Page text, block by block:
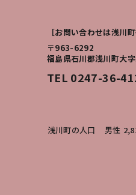
［お問い合わせは浅川
〒963-6292
福島県石川郡浅川町大
TEL 0247-36-
浅川町の人口 男性